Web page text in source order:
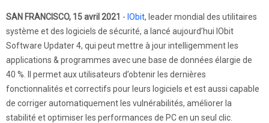
Partenaires
SAN FRANCISCO, 15 avril 2021 - IObit, leader mondial des utilitaires
système et des logiciels de sécurité, a lancé aujourd’hui IObit
Software Updater 4, qui peut mettre à jour intelligemment les
applications & programmes avec une base de données élargie de
40 %. Il permet aux utilisateurs d’obtenir les dernières
fonctionnalités et correctifs pour leurs logiciels et est aussi capable
de corriger automatiquement les vulnérabilités, améliorer la
stabilité et optimiser les performances de PC en un seul clic.